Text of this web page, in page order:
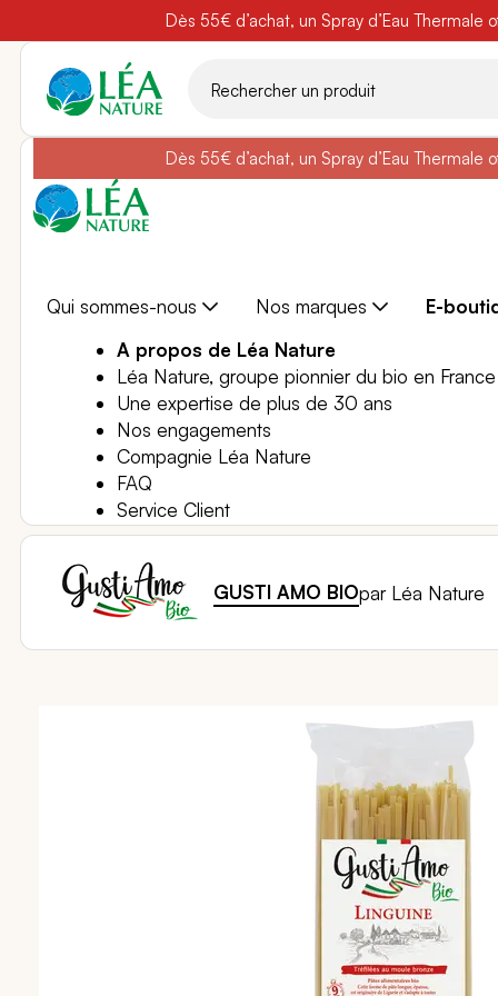
Belle
Dès 55€ d’achat, un Spray d’Eau
Aller
contenu
Belle
Dès 55€ d’achat, un Spray d’Eau
Qui sommes-nous Nos marques E-
A propos de Léa Nature
Léa Nature, groupe pionnier du bio en France
Une expertise de plus de 30 ans
Nos engagements
Compagnie Léa Nature
FAQ
Service Client
GUSTI AMO BIOpar Léa Nature